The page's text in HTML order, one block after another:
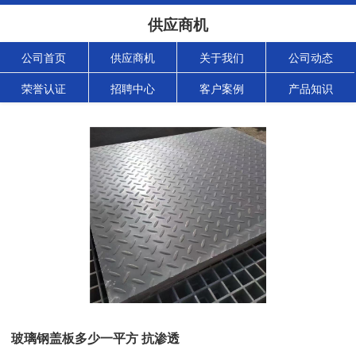
供应商机
公司首页 供应商机 关于我们 公司动态
荣誉认证 招聘中心 客户案例 产品知识
玻璃钢盖板多少一平方 抗渗透